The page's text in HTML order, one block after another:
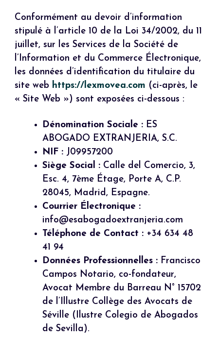
Conformément au devoir d’information
stipulé à l’article 10 de la Loi 34/2002, du 11
juillet, sur les Services de la Société de
l’Information et du Commerce Électronique,
les données d’identification du titulaire du
site web https://lexmovea.com (ci-après, le
« Site Web ») sont exposées ci-dessous :
Dénomination Sociale : ES
ABOGADO EXTRANJERIA, S.C.
NIF : J09957200
Siège Social : Calle del Comercio, 3,
Esc. 4, 7ème Étage, Porte A, C.P.
28045, Madrid, Espagne.
Courrier Électronique :
info@esabogadoextranjeria.com
Téléphone de Contact : +34 634 48
41 94
Données Professionnelles : Francisco
Campos Notario, co-fondateur,
Avocat Membre du Barreau N° 15702
de l’Illustre Collège des Avocats de
Séville (Ilustre Colegio de Abogados
de Sevilla).